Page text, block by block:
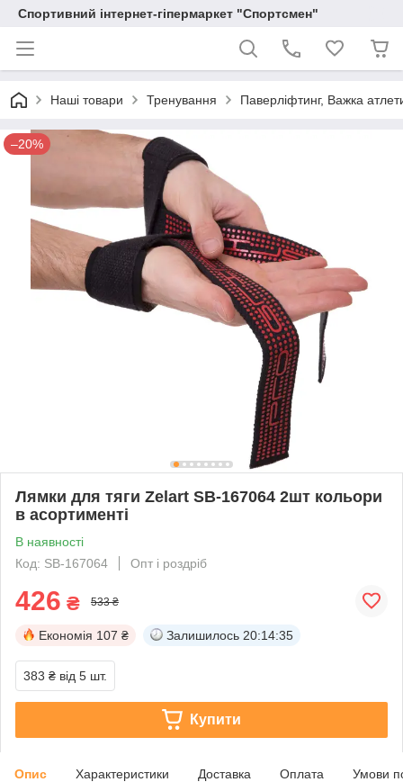
Спортивний інтернет-гіпермаркет "Спортсмен"
Наші товари Тренування Паверліфтинг, Важка
–20%
Лямки для тяги Zelart SB-167064 2шт кольори
в асортименті
В наявності
Код: SB-167064
Опт і роздріб
426 ₴ 533 ₴
Економія 107 ₴ Залишилось 20:14:34
383 ₴ від 5 шт.
Купити
Опис Характеристики Доставка Оплата Умови